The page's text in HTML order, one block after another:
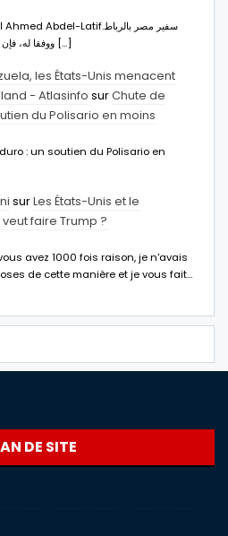
ووفقا له، فإن هذا الإجراء يهدف إلى […]
les États-Unis menacent
- Atlasinfo surChute de
du Polisario en moins
: un soutien du Polisario en
surLes États-Unis et le
faire Trump ?
avez 1000 fois raison, je n'avais
de cette manière et je vous fait…
DE SITE